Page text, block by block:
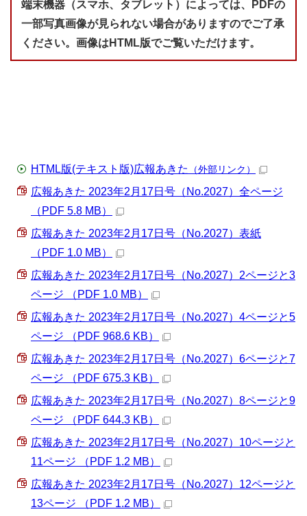
端末機器（スマホ、タブレット）によっては、PDFの
一部写真画像が見られない場合がありますのでご了承
ください。画像はHTML版でご覧いただけます。
HTML版(テキスト版)広報あきた （外部リンク）
広報あきた 2023年2月17日号（No.2027）全ページ
（PDF 5.8 MB）
広報あきた 2023年2月17日号（No.2027）表紙
（PDF 1.0 MB）
広報あきた 2023年2月17日号（No.2027）2ページと3
ページ （PDF 1.0 MB）
広報あきた 2023年2月17日号（No.2027）4ページと5
ページ （PDF 968.6 KB）
広報あきた 2023年2月17日号（No.2027）6ページと7
ページ （PDF 675.3 KB）
広報あきた 2023年2月17日号（No.2027）8ページと9
ページ （PDF 644.3 KB）
広報あきた 2023年2月17日号（No.2027）10ページと
11ページ （PDF 1.2 MB）
広報あきた 2023年2月17日号（No.2027）12ページと
13ページ （PDF 1.2 MB）